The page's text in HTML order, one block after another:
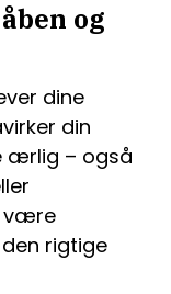
og
dine
din
ærlig – også
være
rigtige